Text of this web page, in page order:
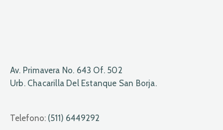
Av. Primavera No. 643 Of. 502
Urb. Chacarilla Del Estanque San Borja.
Telefono: (511) 6449292